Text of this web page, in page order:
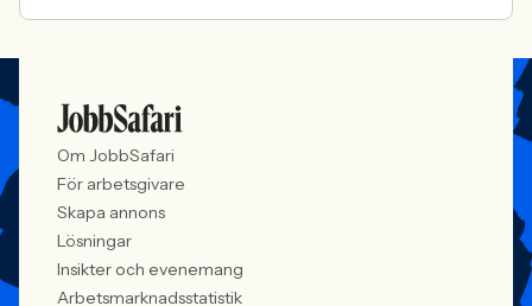
Om JobbSafari
För arbetsgivare
Skapa annons
Lösningar
Insikter och evenemang
Arbetsmarknadsstatistik